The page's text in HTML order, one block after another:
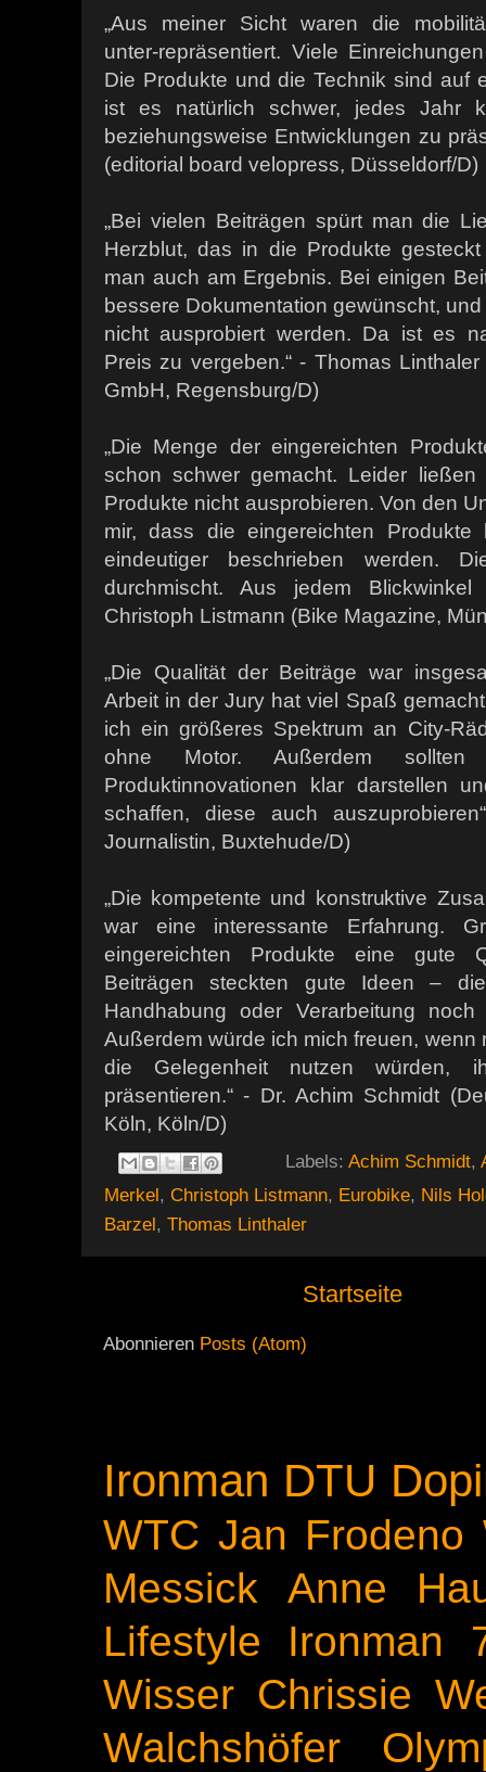
„Aus meiner Sicht waren die
unter-repräsentiert. Viele
Die Produkte und die Technik sind auf
ist es natürlich schwer, jedes Jahr
beziehungsweise Entwicklungen zu
(editorial board velopress, Düsseldorf/D)
„Bei vielen Beiträgen spürt man die
Herzblut, das in die Produkte
man auch am Ergebnis. Bei einigen
bessere Dokumentation gewünscht,
nicht ausprobiert werden. Da ist es
Preis zu vergeben.“ - Thomas
GmbH, Regensburg/D)
„Die Menge der eingereichten
schon schwer gemacht. Leider
Produkte nicht ausprobieren. Von den
mir, dass die eingereichten
eindeutiger beschrieben werden.
durchmischt. Aus jedem
Christoph Listmann (Bike Magazine,
„Die Qualität der Beiträge war
Arbeit in der Jury hat viel Spaß
ich ein größeres Spektrum an City-
ohne Motor. Außerdem
Produktinnovationen klar darstellen
schaffen, diese auch
Journalistin, Buxtehude/D)
„Die kompetente und konstruktive
war eine interessante Erfahrung.
eingereichten Produkte eine gute
Beiträgen steckten gute Ideen –
Handhabung oder Verarbeitung
Außerdem würde ich mich freuen, wenn
die Gelegenheit nutzen würden,
präsentieren.“ - Dr. Achim Schmidt
Köln, Köln/D)
Labels:Achim Schmidt,
Merkel, Christoph Listmann, Eurobike, Nils
Barzel, Thomas Linthaler
Startseite
Abonnieren Posts (Atom)
Ironman DTU
WTC Jan Frodeno
Messick
Anne
Lifestyle
Ironman
Wisser Chrissie
Walchshöfer